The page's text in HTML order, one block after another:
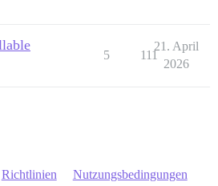
5 111
21. April
2026
Richtlinien Nutzungsbedingungen